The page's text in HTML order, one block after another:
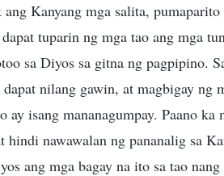
ang Kanyang mga salita,
tuparin ng mga tao ang mga
sa Diyos sa gitna ng pagpipino.
dapat nilang gawin, at magbigay ng
ay isang mananagumpay. Paano
hindi nawawalan ng pananalig sa
ang mga bagay na ito sa tao nang